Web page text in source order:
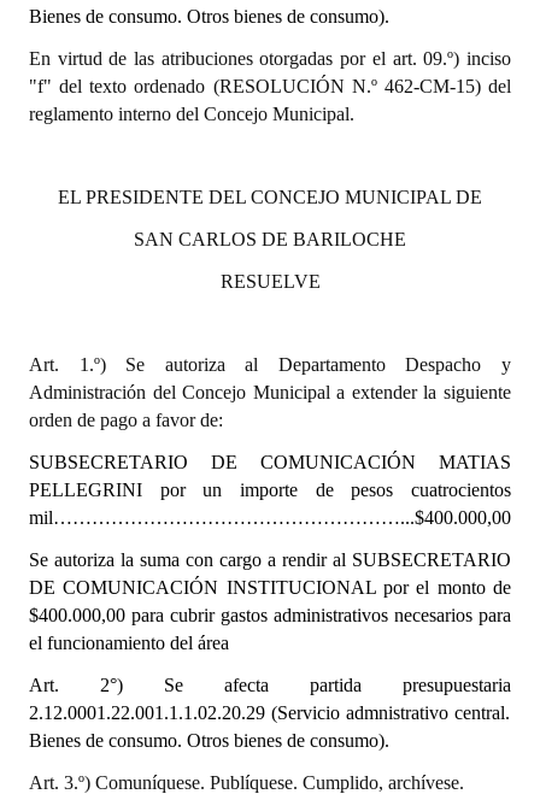
Informes de Unidad Coordinadora
Ejecución Presupuestaria
NORMATIVA
Resoluciones
Resoluciones de Presidencia
INSTITUCIONAL
Antiguos Pobladores
Noticias Destacadas
Registros y Distinciones
Premio al Mérito - Registro
Bienes de consumo. Otros bienes de consumo).
En virtud de las atribuciones otorgadas por el art. 09.º) inciso
"f" del texto ordenado (RESOLUCIÓN N.º 462-CM-15) del
reglamento interno del Concejo Municipal.
EL PRESIDENTE DEL CONCEJO MUNICIPAL DE
SAN CARLOS DE BARILOCHE
RESUELVE
Art. 1.º) Se autoriza al Departamento Despacho y
Administración del Concejo Municipal a extender la siguiente
orden de pago a favor de:
SUBSECRETARIO DE COMUNICACIÓN MATIAS
PELLEGRINI por un importe de pesoscuatrocientos
mil………………………………………………...$400.000,00
Se autoriza la suma con cargo a rendir al SUBSECRETARIO
DE COMUNICACIÓN INSTITUCIONAL por el monto de
$400.000,00 para cubrir gastos administrativos necesarios para
el funcionamiento del área
Art. 2°) Se afecta partida presupuestaria
2.12.0001.22.001.1.1.02.20.29 (Servicio admnistrativo central.
Bienes de consumo. Otros bienes de consumo).
Art. 3.º) Comuníquese. Publíquese. Cumplido, archívese.